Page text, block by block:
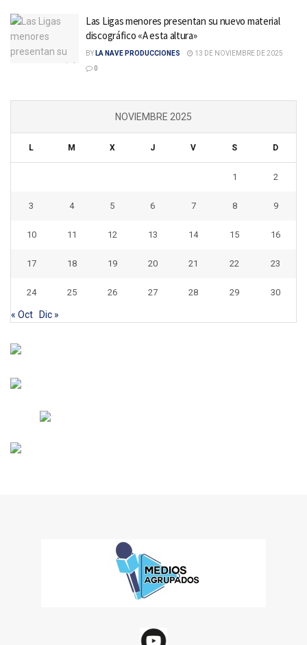
Las Ligas menores presentan su nuevo material
discográfico «A esta altura»
BY LA NAVE PRODUCCIONES
13 DE NOVIEMBRE DE 2025
0
NOVIEMBRE 2025
L M X J V S D
1 2
3 4 5 6 7 8 9
10 11 12 13 14 15 16
17 18 19 20 21 22 23
24 25 26 27 28 29 30
« Oct Dic »